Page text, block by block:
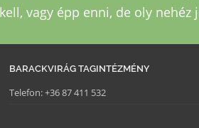
vagy épp enni, de oly nehéz
BARACKVIRÁG TAGINTÉZMÉNY
Telefon:+36 87 411 532